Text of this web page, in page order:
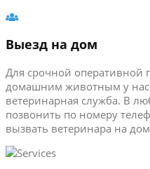
Выезд на дом
Для срочной
домашним животным у нас
ветеринарная служба. В
позвонить по номеру
вызвать ветеринара на